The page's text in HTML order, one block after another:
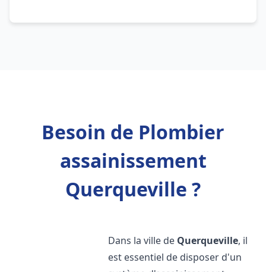
Besoin de Plombier
assainissement
Querqueville ?
Dans la ville de Querqueville, il
est essentiel de disposer d'un